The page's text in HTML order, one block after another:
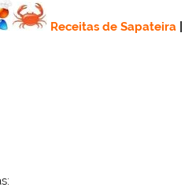
Receitas de Sapateira